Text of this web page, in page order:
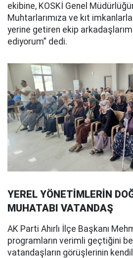
ekibine, KOSKİ Genel
Muhtarlarımıza ve kıt
yerine getiren ekip
ediyorum” dedi.
YEREL YÖNETİMLERİN
MUHATABI VATANDAŞ
AK Parti Ahırlı İlçe Başkanı
programların verimli geçtiğini
vatandaşların görüşlerinin